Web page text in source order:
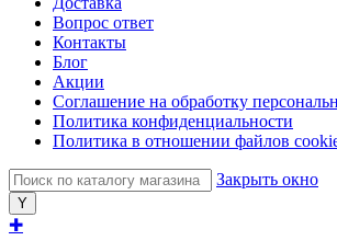
Вопрос ответ
Контакты
Блог
Акции
Соглашение на обработку
Политика конфиденциальности
Политика в отношении файлов
Закрыть окно
✚